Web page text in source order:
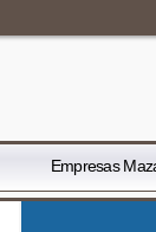
Empresas